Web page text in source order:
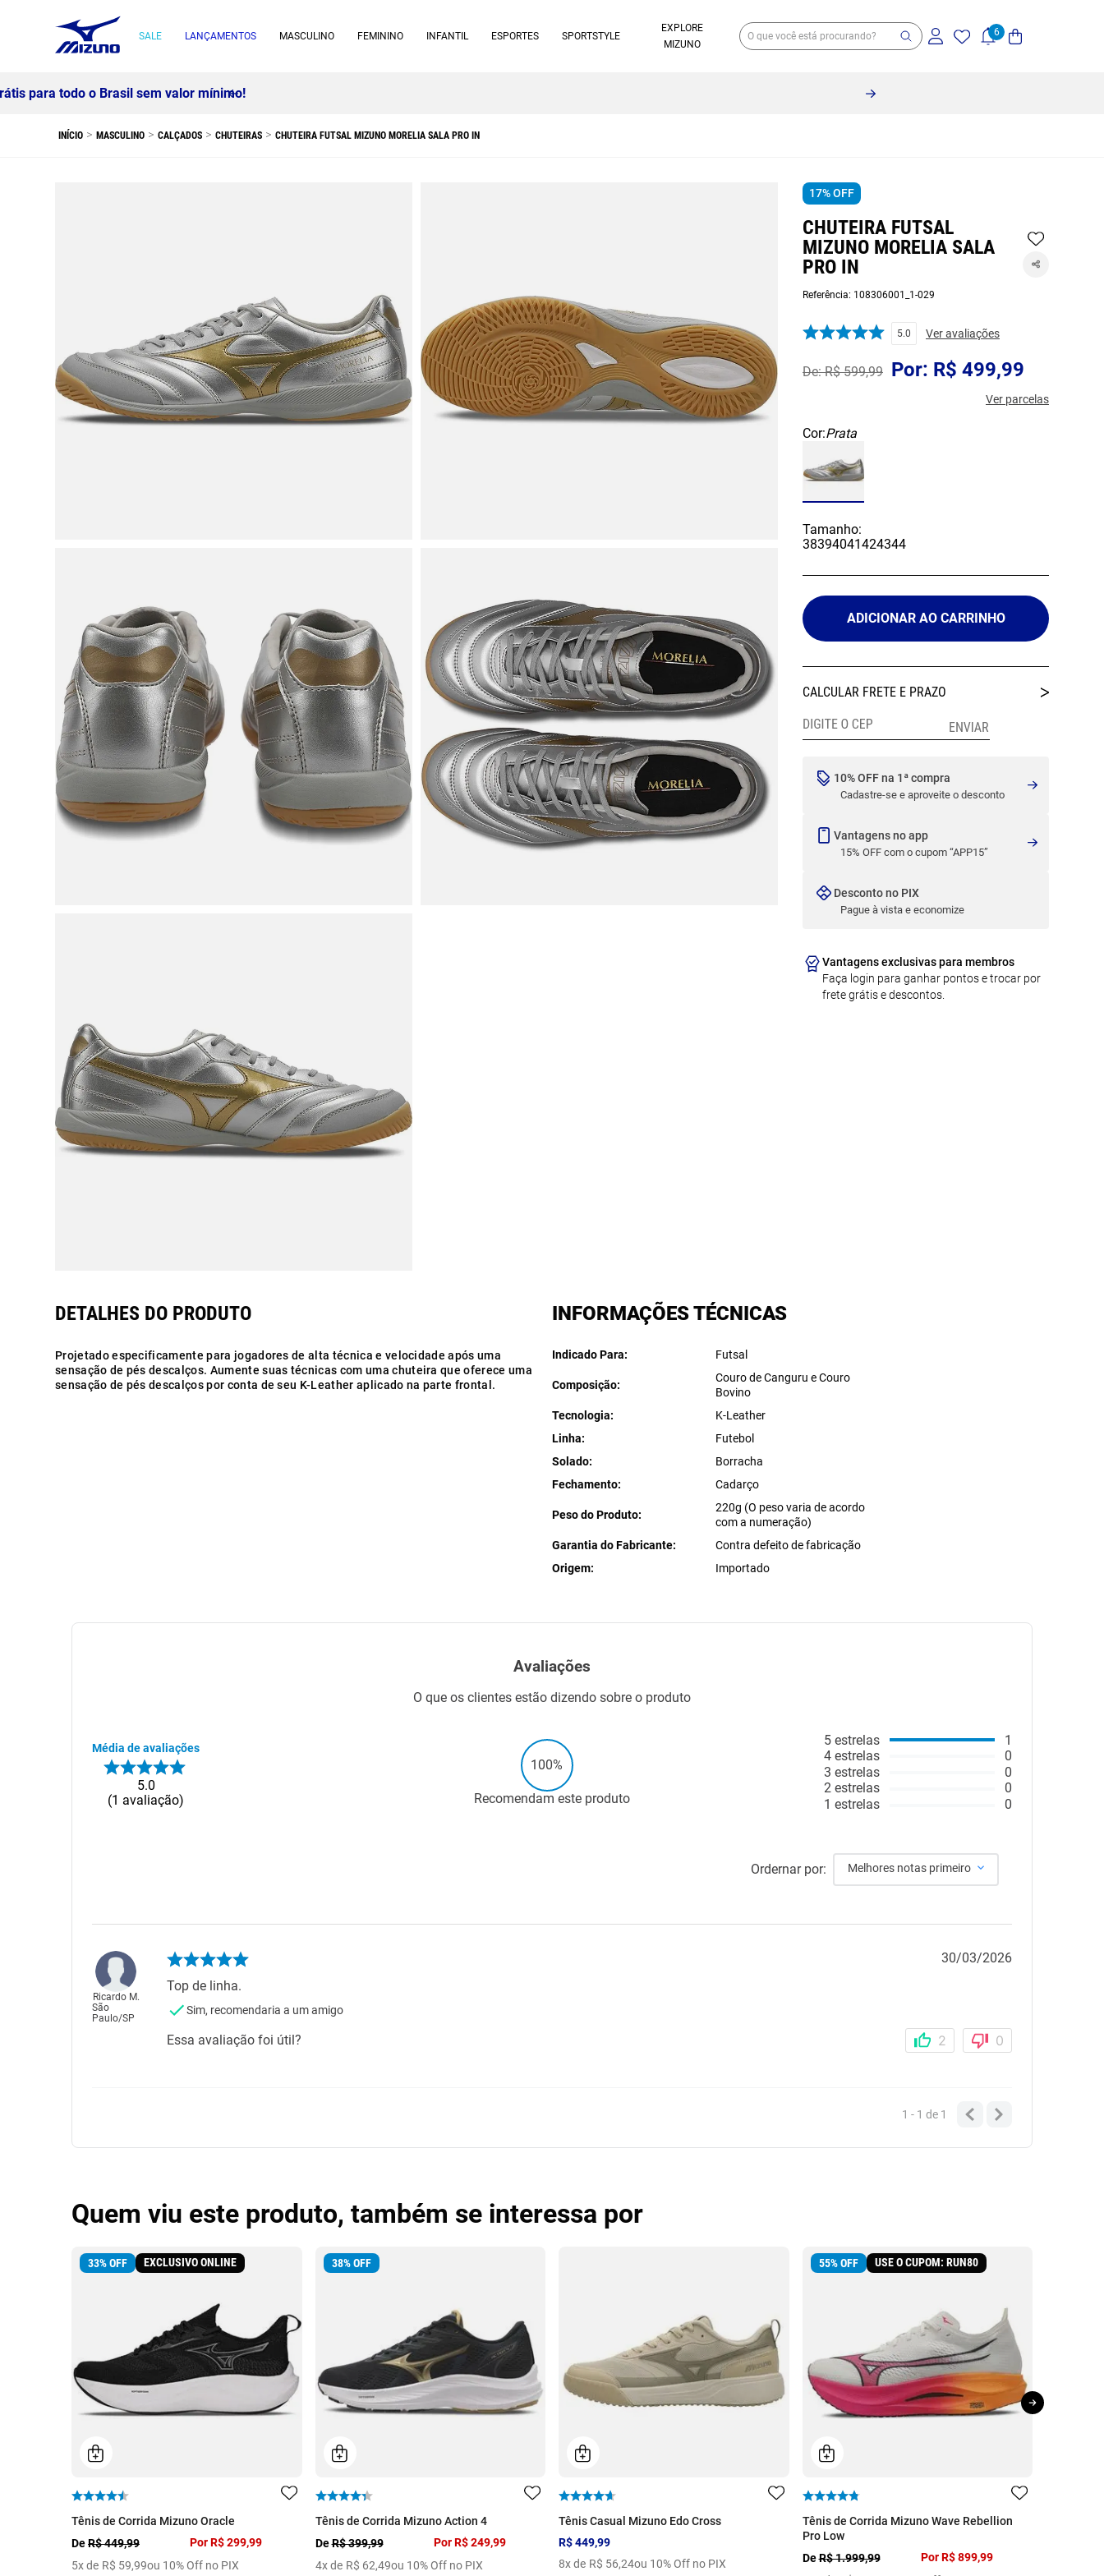
SALE LANÇAMENTOS MASCULINO FEMININO INFANTIL ESPORTES SPORTSTYLE
EXPLORE
MIZUNO
MASCULINO CALÇADOS CHUTEIRAS CHUTEIRA FUTSAL MIZUNO MORELIA SALA PRO IN
17%OFF
CHUTEIRA FUTSAL
MIZUNO MORELIA SALA
PRO IN
Referência: 108306001_1-029
5.0 Ver avaliações
R$ 599,99 R$ 499,99
Ver parcelas
Cor:Prata
Tamanho:
38394041424344
ADICIONAR AO CARRINHO
10% OFF na 1ª compra
Cadastre-se e aproveite o desconto
Vantagens no app
15% OFF com o cupom “APP15”
Desconto no PIX
Pague à vista e economize
Vantagens exclusivas para membros
Faça login para ganhar pontos e trocar por
frete grátis e descontos.
Projetado especificamente para jogadores de alta técnica e velocidade após uma
sensação de pés descalços. Aumente suas técnicas com uma chuteira que oferece uma
sensação de pés descalços por conta de seu K-Leather aplicado na parte frontal.
INFORMAÇÕES TÉCNICAS
Indicado Para Futsal
Composição
Couro de Canguru e Couro
Bovino
Tecnologia
K-Leather
Linha
Futebol
Solado
Borracha
Fechamento
Cadarço
Peso do Produto
220g (O peso varia de acordo
com a numeração)
Garantia do Fabricante
Contra defeito de fabricação
Origem
Importado
Avaliações
O que os clientes estão dizendo sobre o produto
Média de avaliações
5.0
1 avaliação
100%
Recomendam este produto
5 estrelas
4 estrelas
3 estrelas
2 estrelas
1 estrelas
1
0
0
0
0
Ordernar por: Melhores notas primeiro
Ricardo M.
São
Paulo/SP
30/03/2026
Top de linha.
Sim, recomendaria a um amigo
Essa avaliação foi útil? 2 0
1 - 1de 1
Quem viu este produto, também se interessa por
33%OFF EXCLUSIVO ONLINE
Tênis de Corrida Mizuno Oracle
DeR$ 449,99
5x de R$ 59,99ou 10% Off no PIX
Por R$ 299,99
38%OFF
Tênis de Corrida Mizuno Action 4
DeR$ 399,99
4x de R$ 62,49ou 10% Off no PIX
Por R$ 249,99
Tênis Casual Mizuno Edo Cross
R$ 449,99
8x de R$ 56,24ou 10% Off no PIX
55%OFF USE O CUPOM: RUN80
Tênis de Corrida Mizuno Wave Rebellion
Pro Low
DeR$ 1.999,99
Por R$ 899,99